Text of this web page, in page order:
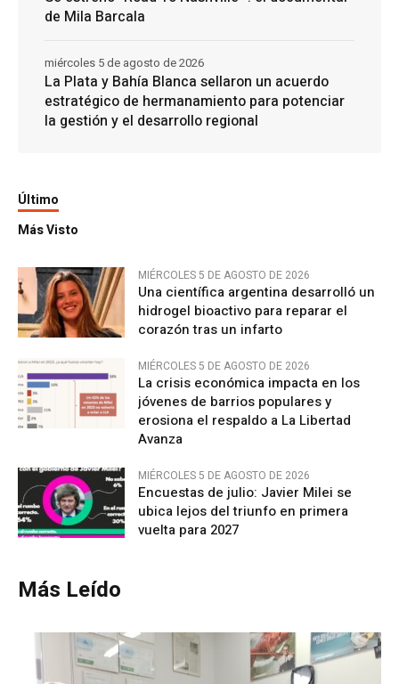
de Mila Barcala
La Plata y Bahía Blanca sellaron un acuerdo
estratégico de hermanamiento para potenciar
la gestión y el desarrollo regional
miércoles 5 de agosto de 2026
Último
Más Visto
MIÉRCOLES 5 DE AGOSTO DE 2026
Una científica argentina desarrolló un
hidrogel bioactivo para reparar el
corazón tras un infarto
MIÉRCOLES 5 DE AGOSTO DE 2026
La crisis económica impacta en los
jóvenes de barrios populares y
erosiona el respaldo a La Libertad
Avanza
MIÉRCOLES 5 DE AGOSTO DE 2026
Encuestas de julio: Javier Milei se
ubica lejos del triunfo en primera
vuelta para 2027
Más Leído